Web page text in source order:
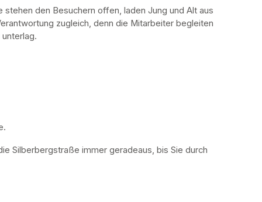
den Besuchern offen, laden Jung und Alt aus
zugleich, denn die Mitarbeiter begleiten
Silberbergstraße immer geradeaus, bis Sie durch